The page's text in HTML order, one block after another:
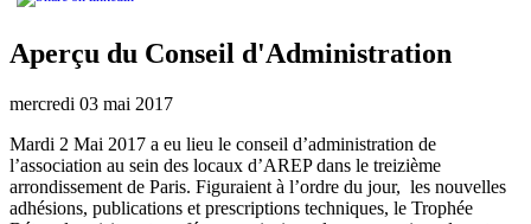
Aperçu du Conseil d'Administration
mercredi 03 mai 2017
Mardi 2 Mai 2017 a eu lieu le conseil d’administration de
l’association au sein des locaux d’AREP dans le treizième
arrondissement de Paris. Figuraient à l’ordre du jour, les nouvelles
adhésions, publications et prescriptions techniques, le Trophée